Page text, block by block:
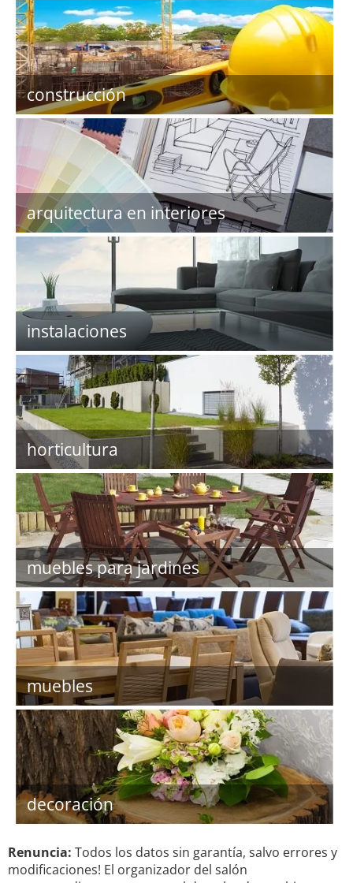
construcción
arquitectura en interiores
instalaciones
horticultura
muebles para jardines
muebles
decoración
Renuncia: Todos los datos sin garantía, salvo errores y
modificaciones! El organizador del salón